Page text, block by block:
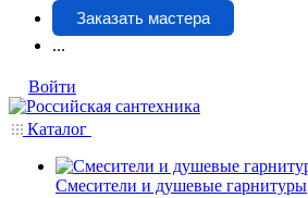
Заказать мастера
...
Войти
Каталог
Смесители и душевые гарнитуры